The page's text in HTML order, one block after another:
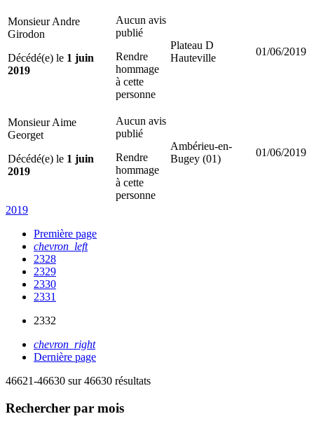
Monsieur Andre
Girodon
Décédé(e) le 1 juin
2019
Aucun avis
publié
Rendre
hommage
à cette
personne
Plateau D
Hauteville
01/06/2019
Monsieur Aime
Georget
Décédé(e) le 1 juin
2019
Aucun avis
publié
Rendre
hommage
à cette
personne
Ambérieu-en-
Bugey (01)
01/06/2019
2019
Première page
chevron_left
2328
2329
2330
2331
2332
chevron_right
Dernière page
46621-46630 sur 46630 résultats
Rechercher par mois